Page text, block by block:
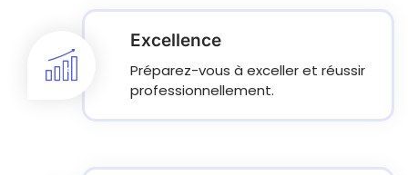
Excellence
Préparez-vous à exceller et réussir
professionnellement.